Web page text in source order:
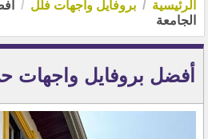
الرئيسية بروفايل واجهات فلل
الجامعة
أفضل بروفايل واجهات